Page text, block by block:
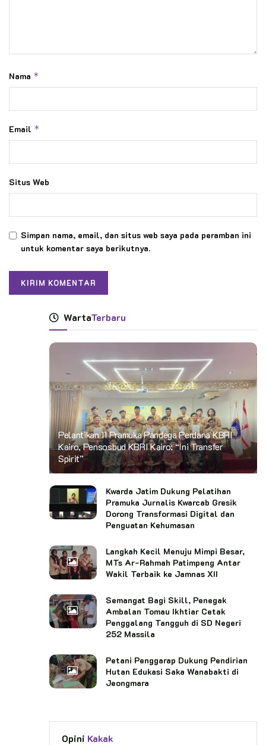
Nama *
Email *
Situs Web
Simpan nama, email, dan situs web saya pada peramban ini
untuk komentar saya berikutnya.
WartaTerbaru
Pelantikan 11 Pramuka Pandega Perdana KBRI
Kairo, Pensosbud KBRI Kairo: “Ini Transfer
Spirit”
Kwarda Jatim Dukung Pelatihan
Pramuka Jurnalis Kwarcab Gresik
Dorong Transformasi Digital dan
Penguatan Kehumasan
Langkah Kecil Menuju Mimpi Besar,
MTs Ar-Rahmah Patimpeng Antar
Wakil Terbaik ke Jamnas XII
Semangat Bagi Skill, Penegak
Ambalan Tomau Ikhtiar Cetak
Penggalang Tangguh di SD Negeri
252 Massila
Petani Penggarap Dukung Pendirian
Hutan Edukasi Saka Wanabakti di
Jeongmara
Opini Kakak